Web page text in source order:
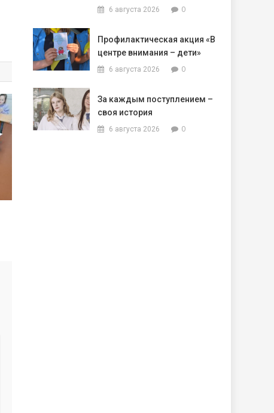
6 августа 2026 0
Профилактическая акция «В
центре внимания – дети»
6 августа 2026 0
За каждым поступлением –
своя история
6 августа 2026 0